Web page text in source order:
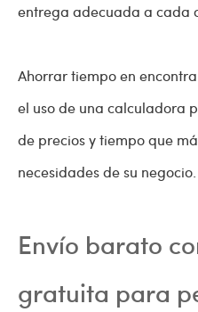
entrega adecuada a cada
Ahorrar tiempo en
el uso de una calculadora
de precios y tiempo que
necesidades de su negocio.
Envío barato
gratuita para